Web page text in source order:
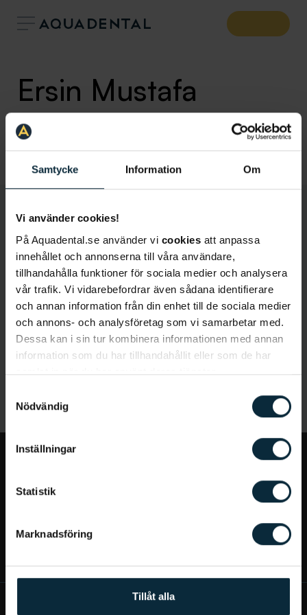
Samtycke Information Om
Vi använder cookies!
På Aquadental.se använder vi cookies att anpassa
innehållet och annonserna till våra användare,
tillhandahålla funktioner för sociala medier och analysera
vår trafik. Vi vidarebefordrar även sådana identifierare
och annan information från din enhet till de sociala medier
och annons- och analysföretag som vi samarbetar med.
Dessa kan i sin tur kombinera informationen med annan
information som du har tillhandahållit eller som de har
samlat in när du har använt deras tjänster.
Nödvändig
Inställningar
Statistik
Marknadsföring
Tillåt alla
Ersin Mustafa
Allmäntandläkare
Klinik: